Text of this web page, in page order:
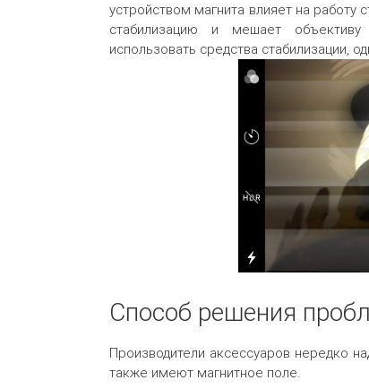
устройством магнита влияет на работу
стабилизацию и мешает
использовать средства стабилизации,
Способ решения
Производители аксессуаров нередко
также имеют магнитное поле.